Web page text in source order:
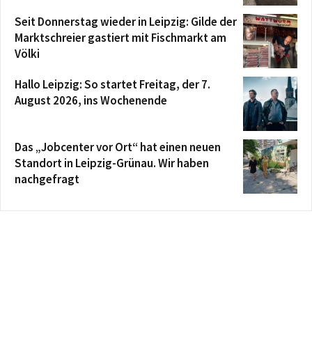
Seit Donnerstag wieder in Leipzig: Gilde der
Marktschreier gastiert mit Fischmarkt am
Völki
Hallo Leipzig: So startet Freitag, der 7.
August 2026, ins Wochenende
Das „Jobcenter vor Ort“ hat einen neuen
Standort in Leipzig-Grünau. Wir haben
nachgefragt